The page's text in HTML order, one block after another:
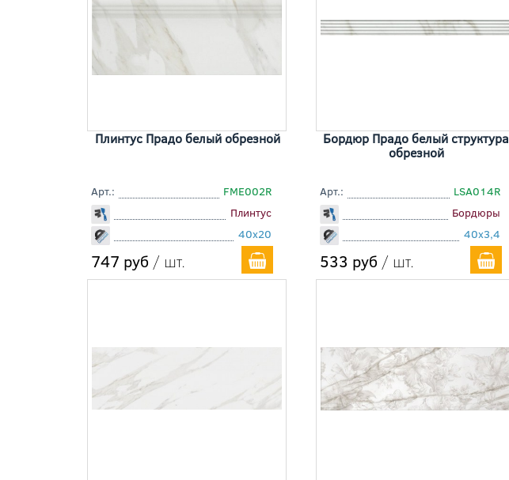
Плинтус Прадо белый обрезной
Арт.:
FME002R
Плинтус
40x20
747 руб / шт.
Бордюр Прадо белый структура
обрезной
Арт.:
LSA014R
Бордюры
40x3,4
533 руб / шт.